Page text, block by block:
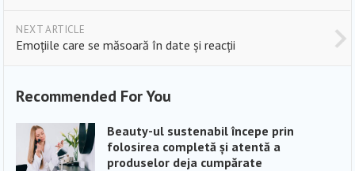
NEXT ARTICLE
Emoțiile care se măsoară în date și reacții
Recommended For You
Beauty-ul sustenabil începe prin
folosirea completă și atentă a
produselor deja cumpărate